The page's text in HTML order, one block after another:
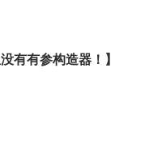
有有参构造器！】